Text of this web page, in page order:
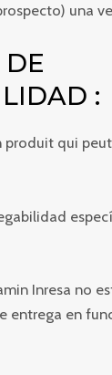
una
DE
:
produit qui
Inresa no
entrega en